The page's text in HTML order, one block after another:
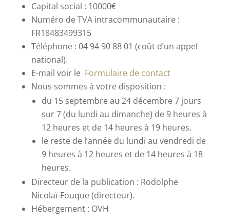
Capital social : 10000€
Numéro de TVA intracommunautaire :
FR18483499315
Téléphone : 04 94 90 88 01 (coût d’un appel
national).
E-mail voir le Formulaire de contact
Nous sommes à votre disposition :
du 15 septembre au 24 décembre 7 jours
sur 7 (du lundi au dimanche) de 9 heures à
12 heures et de 14 heures à 19 heures.
le reste de l’année du lundi au vendredi de
9 heures à 12 heures et de 14 heures à 18
heures.
Directeur de la publication : Rodolphe
Nicolaï-Fouque (directeur).
Hébergement : OVH